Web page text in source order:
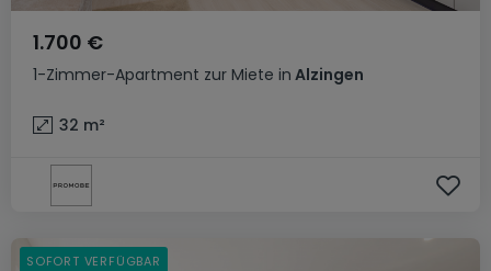
1-Zimmer-Apartment zur Miete in Alzingen
1.700 €
32 m²
SOFORT VERFÜGBAR